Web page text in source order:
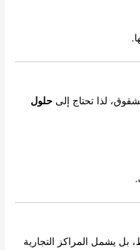
لذا تحتاج إلىحلول
بل يشمل المراكز التجارية